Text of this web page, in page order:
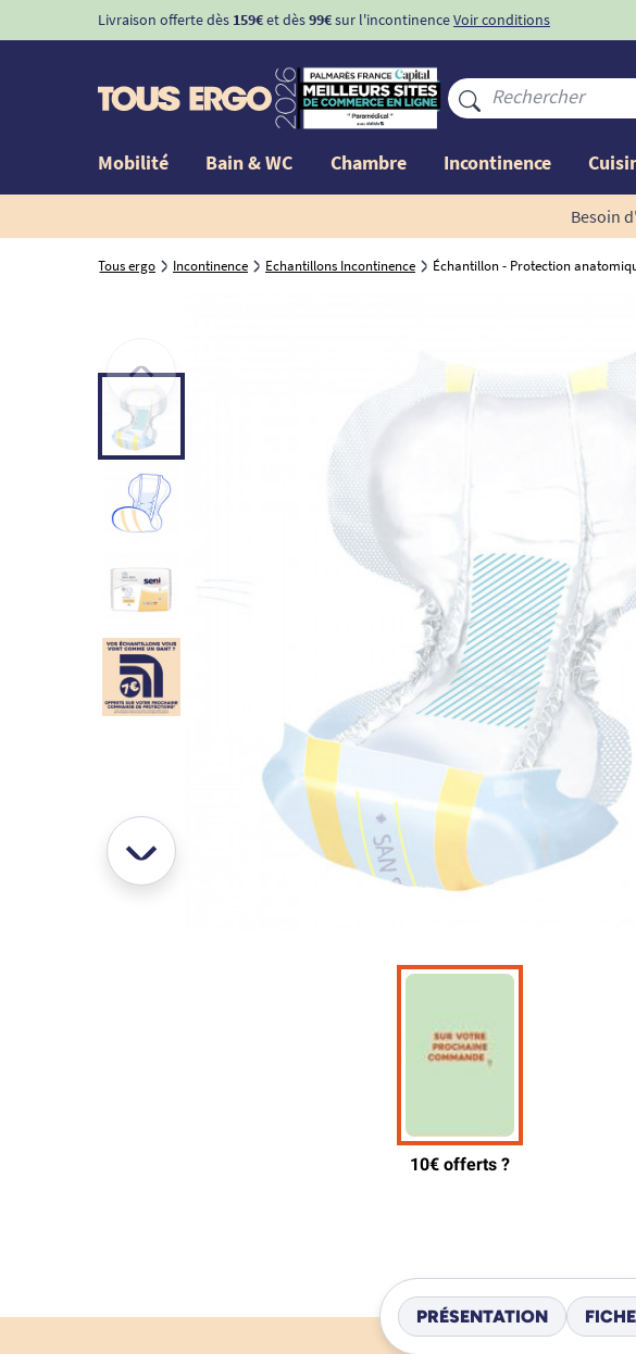
Livraison offerte dès 159€et dès99€sur l'incontinenceVoir conditions
Mobilité Bain & WC Chambre Incontinence
Besoin
Tous ergo Incontinence Echantillons Incontinence Échantillon - Protection
PRÉSENTATION